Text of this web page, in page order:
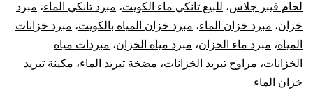
لحام فيبر جلاس، للبيع تانكي ماء الكويت، مبرد تانكي الماء، مبرد
خزان، مبرد خزان الماء، مبرد خزان المياه بالكويت، مبرد خزانات
المياه، مبرد ماء الخزان، مبرد مياه الخزان، مبردات مياه
الخزانات، مراوح تبريد الخزانات، مضخة تبريد الماء، مكينة تبريد
خزان الماء